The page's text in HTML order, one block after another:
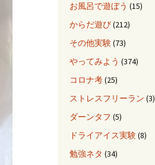
お風呂で遊ぼう (15)
からだ遊び(212)
その他実験(73)
やってみよう (374)
コロナ考(25)
ストレスフリーラン (3)
ダーンタフ (5)
ドライアイス実験(8)
勉強ネタ (34)